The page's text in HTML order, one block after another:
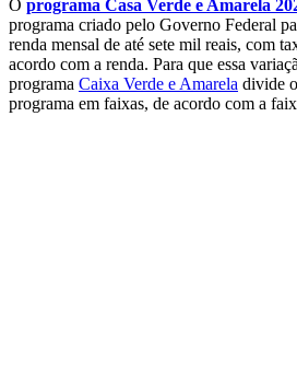
O programa Casa Verde e Amarela
programa criado pelo Governo Federal
renda mensal de até sete mil reais, com
acordo com a renda. Para que essa
programa Caixa Verde e Amarela divide
programa em faixas, de acordo com a